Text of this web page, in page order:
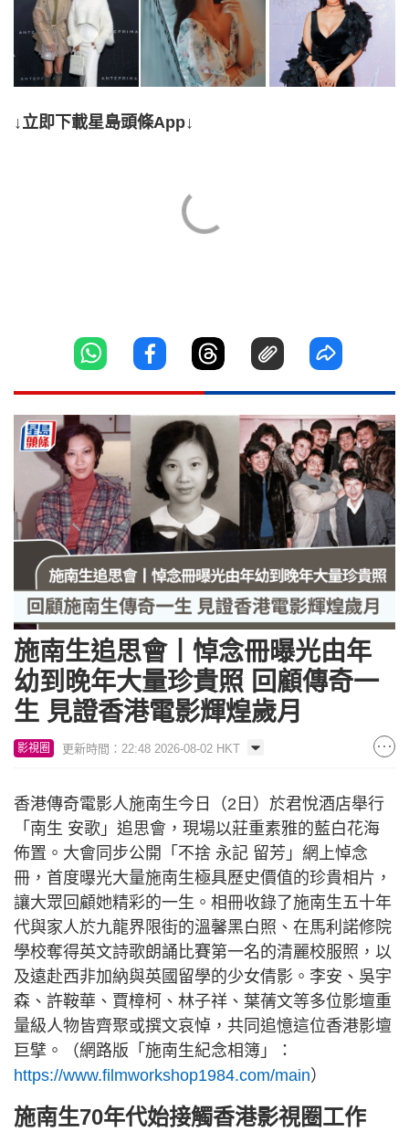
↓立即下載星島頭條App↓
施南生追思會丨悼念冊曝光由年
幼到晚年大量珍貴照 回顧傳奇一
生 見證香港電影輝煌歲月
影視圈 更新時間：22:48 2026-08-02 HKT
香港傳奇電影人施南生今日（2日）於君悅酒店舉行
「南生 安歌」追思會，現場以莊重素雅的藍白花海
佈置。大會同步公開「不捨 永記 留芳」網上悼念
冊，首度曝光大量施南生極具歷史價值的珍貴相片，
讓大眾回顧她精彩的一生。相冊收錄了施南生五十年
代與家人於九龍界限街的溫馨黑白照、在馬利諾修院
學校奪得英文詩歌朗誦比賽第一名的清麗校服照，以
及遠赴西非加納與英國留學的少女倩影。李安、吳宇
森、許鞍華、賈樟柯、林子祥、葉蒨文等多位影壇重
量級人物皆齊聚或撰文哀悼，共同追憶這位香港影壇
巨擘。（網路版「施南生紀念相簿」：
https://www.filmworkshop1984.com/main）
施南生70年代始接觸香港影視圈工作